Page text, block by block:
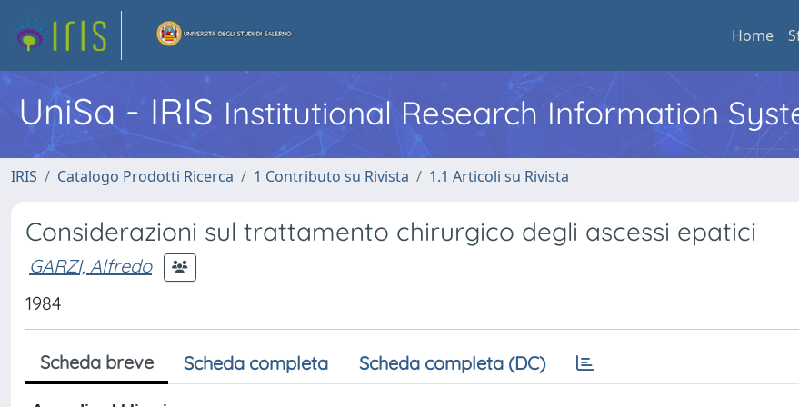
Home
UniSa - IRIS Institutional Research Information
IRIS Catalogo Prodotti Ricerca 1 Contributo su Rivista 1.1 Articoli su Rivista
Considerazioni sul trattamento chirurgico degli ascessi epatici
GARZI, Alfredo
1984
Scheda breve Scheda completa Scheda completa (DC)